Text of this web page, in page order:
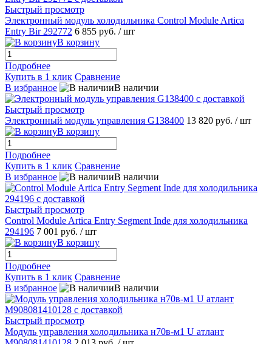
Быстрый просмотр
Электронный модуль холодильника Control Module Artica
Entry Bir 292772 6 855 руб. / шт
В корзину
Подробнее
Купить в 1 клик Сравнение
В избранное
В наличии
Быстрый просмотр
Электронный модуль управления G138400 13 820 руб. / шт
В корзину
Подробнее
Купить в 1 клик Сравнение
В избранное
В наличии
Быстрый просмотр
Control Module Artica Entry Segment Inde для холодильника
294196 7 001 руб. / шт
В корзину
Подробнее
Купить в 1 клик Сравнение
В избранное
В наличии
Быстрый просмотр
Модуль управления холодильника н70в-м1 U атлант